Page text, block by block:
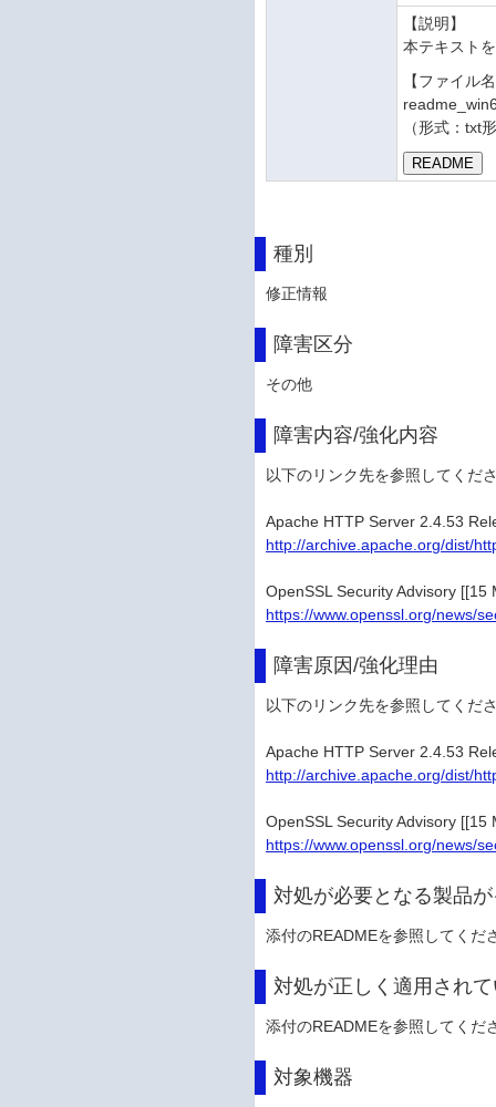
【説明】
本テキスト
【ファイル
（形式：txt
種別
修正情報
障害区分
その他
障害内容/強化内容
以下のリンク先を参照してくだ
Apache HTTP Server 2.4.53
http://archive.apache.org/dist/
OpenSSL Security Advisory [[15
https://www.openssl.org/news/
障害原因/強化理由
以下のリンク先を参照してくだ
Apache HTTP Server 2.4.53
http://archive.apache.org/dist/
OpenSSL Security Advisory [[15
https://www.openssl.org/news/
対処が必要となる製品
添付のREADMEを参照してくだ
対処が正しく適用され
添付のREADMEを参照してくだ
対象機器